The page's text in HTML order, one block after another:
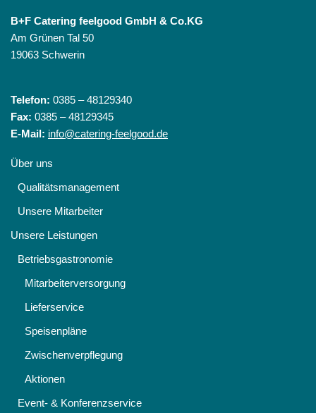
B+F Catering feelgood GmbH & Co.KG
Am Grünen Tal 50
19063 Schwerin
Telefon: 0385 – 48129340
Fax: 0385 – 48129345
E-Mail: info@catering-feelgood.de
Über uns
Qualitätsmanagement
Unsere Mitarbeiter
Unsere Leistungen
Betriebsgastronomie
Mitarbeiterversorgung
Lieferservice
Speisenpläne
Zwischenverpflegung
Aktionen
Event- & Konferenzservice